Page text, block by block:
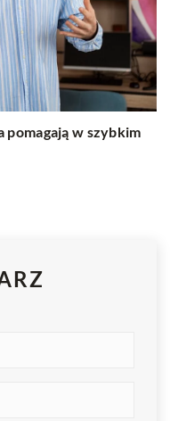
w szybkim